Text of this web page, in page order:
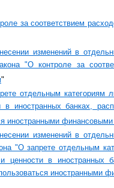
за соответствием
изменений в
"О контроле за
"
отдельным категориям
иностранных банках,
иностранными
изменений в
"О запрете отдельным
ценности в иностранных
иностранными